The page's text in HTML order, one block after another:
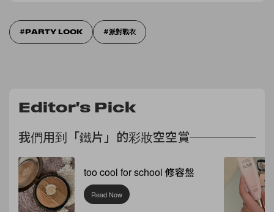
PARTY LOOK 派對戰衣
Editor's Pick
我們用到「鐵片」的彩妝空空賞
too cool for school 修容盤
Read Now